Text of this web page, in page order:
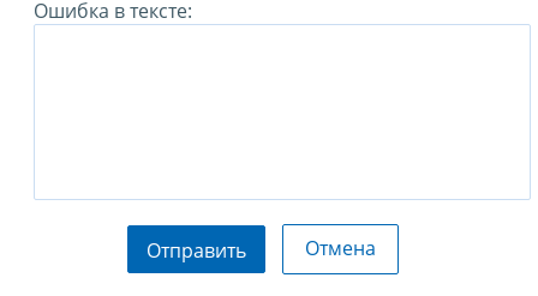
Ошибка в тексте:
Отправить Отмена